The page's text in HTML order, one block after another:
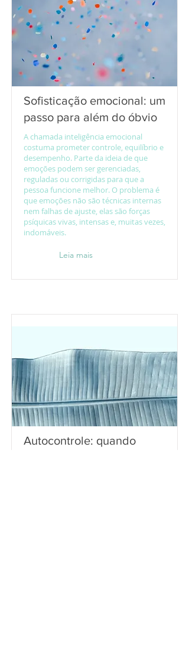
Sofisticação emocional: um
passo para além do óbvio
A chamada inteligência emocional
costuma prometer controle, equilíbrio e
desempenho. Parte da ideia de que
emoções podem ser gerenciadas,
reguladas ou corrigidas para que a
pessoa funcione melhor. O problema é
que emoções não são técnicas internas
nem falhas de ajuste, elas são forças
psíquicas vivas, intensas e, muitas vezes,
indomáveis.
Leia mais
Autocontrole: quando